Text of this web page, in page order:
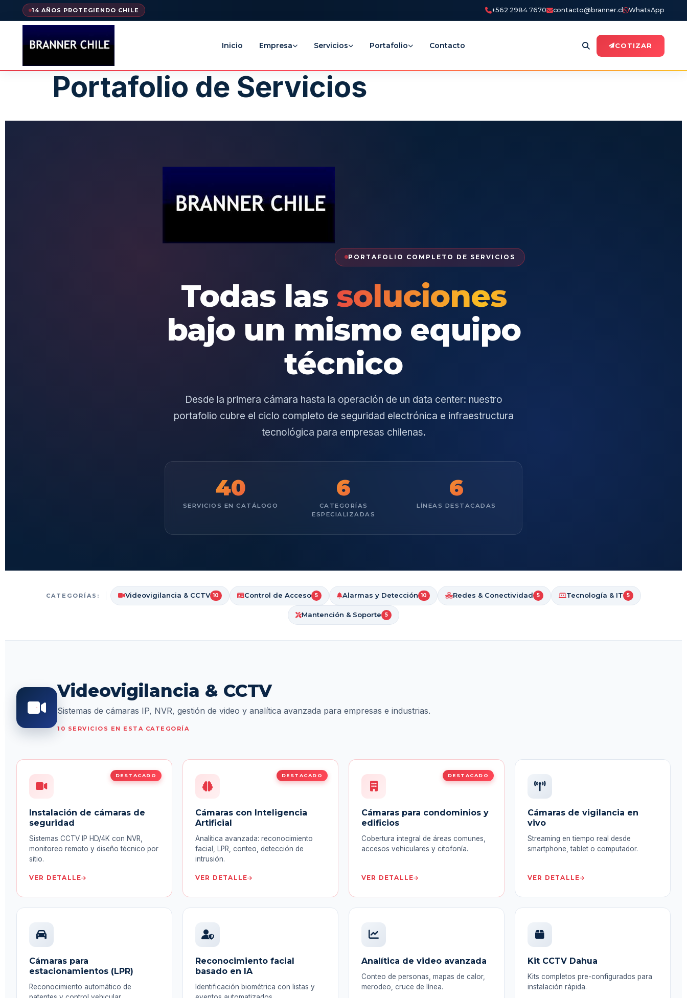
14 AÑOS PROTEGIENDO CHILE +562 2984 7670 contacto@branner.cl WhatsApp
Inicio Empresa Servicios Portafolio Contacto COTIZAR
Portafolio de Servicios
PORTAFOLIO COMPLETO DE SERVICIOS
Todas las soluciones
bajo un mismo equipo
técnico
Desde la primera cámara hasta la operación de un data center: nuestro
portafolio cubre el ciclo completo de seguridad electrónica e infraestructura
tecnológica para empresas chilenas.
40
SERVICIOS EN CATÁLOGO
6
CATEGORÍAS
ESPECIALIZADAS
6
LÍNEAS DESTACADAS
CATEGORÍAS: Videovigilancia & CCTV 10 Control de Acceso 5 Alarmas y Detección 10 Redes & Conectividad 5 Tecnología & IT 5
Mantención & Soporte 5
Videovigilancia & CCTV
Sistemas de cámaras IP, NVR, gestión de video y analítica avanzada para empresas e industrias.
10 SERVICIOS EN ESTA CATEGORÍA
DESTACADO
Instalación de cámaras de
seguridad
Sistemas CCTV IP HD/4K con NVR,
monitoreo remoto y diseño técnico por
sitio.
VER DETALLE
DESTACADO
Cámaras con Inteligencia
Artificial
Analítica avanzada: reconocimiento
facial, LPR, conteo, detección de
intrusión.
VER DETALLE
DESTACADO
Cámaras para condominios y
edificios
Cobertura integral de áreas comunes,
accesos vehiculares y citofonía.
VER DETALLE
Cámaras de vigilancia en
vivo
Streaming en tiempo real desde
smartphone, tablet o computador.
VER DETALLE
Cámaras para
estacionamientos (LPR)
Reconocimiento automático de
Reconocimiento facial
basado en IA
Identificación biométrica con listas y
Analítica de video avanzada
Conteo de personas, mapas de calor,
merodeo, cruce de línea.
Kit CCTV Dahua
Kits completos pre-configurados para
instalación rápida.